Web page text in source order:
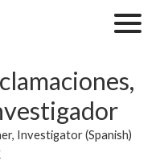
Investigator (Spanish)